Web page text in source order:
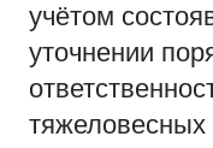
учётом
уточнении
тяжеловесных